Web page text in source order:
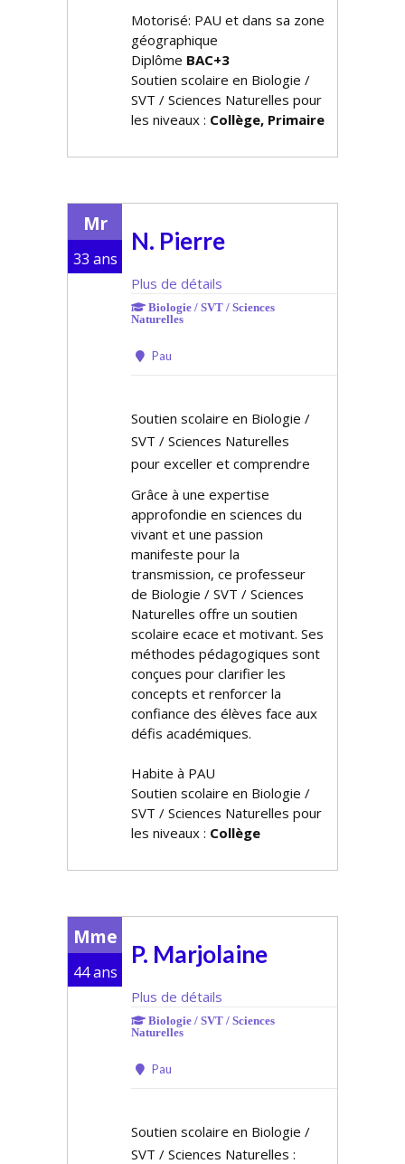
Motorisé: PAU et dans sa zone
géographique
Diplôme BAC+3
Soutien scolaire en Biologie /
SVT / Sciences Naturelles pour
les niveaux : Collège, Primaire
Mr
33 ans
N. Pierre
Plus de détails
Biologie / SVT / Sciences
Naturelles
Pau
Soutien scolaire en Biologie /
SVT / Sciences Naturelles
pour exceller et comprendre
Grâce à une expertise
approfondie en sciences du
vivant et une passion
manifeste pour la
transmission, ce professeur
de Biologie / SVT / Sciences
Naturelles offre un soutien
scolaire efficace et motivant. Ses
méthodes pédagogiques sont
conçues pour clarifier les
concepts et renforcer la
confiance des élèves face aux
défis académiques.
Habite à PAU
Soutien scolaire en Biologie /
SVT / Sciences Naturelles pour
les niveaux : Collège
Mme
44 ans
P. Marjolaine
Plus de détails
Biologie / SVT / Sciences
Naturelles
Pau
Soutien scolaire en Biologie /
SVT / Sciences Naturelles :